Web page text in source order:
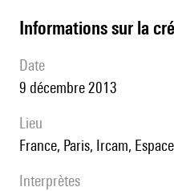
informations sur la
date
9 décembre 2013
lieu
France, Paris, Ircam,
interprètes